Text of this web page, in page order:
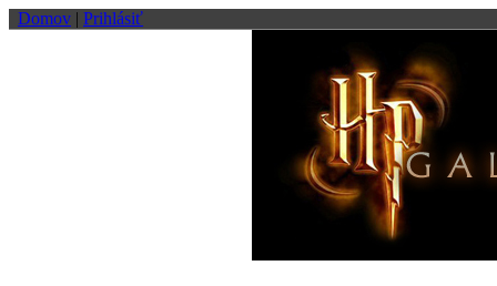
Domov | Prihlásiť